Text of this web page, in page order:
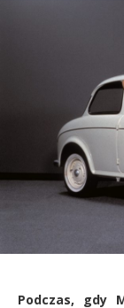
Podczas, gdy